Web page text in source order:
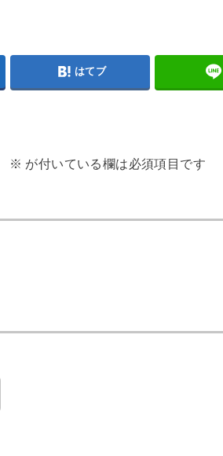
はてブ
※ が付いている欄は必須項目です